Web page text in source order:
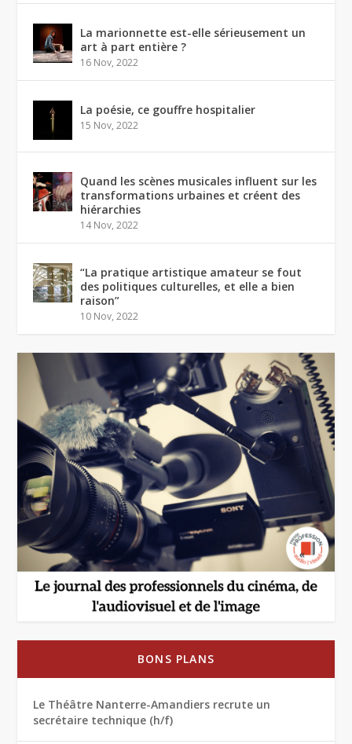
La marionnette est-elle sérieusement un
art à part entière ?
16 Nov, 2022
La poésie, ce gouffre hospitalier
15 Nov, 2022
Quand les scènes musicales influent sur les
transformations urbaines et créent des
hiérarchies
14 Nov, 2022
“La pratique artistique amateur se fout
des politiques culturelles, et elle a bien
raison”
10 Nov, 2022
BONS PLANS
Le Théâtre Nanterre-Amandiers recrute un
secrétaire technique (h/f)